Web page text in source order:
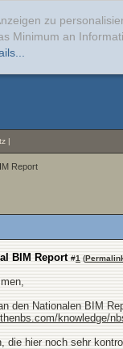
zu
Minimum an
|
Report
BIM Report #1 (
den Nationalen BIM
knowledge/
die hier noch sehr